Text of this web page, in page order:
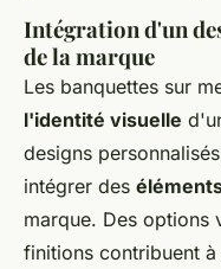
Intégration d'un
de la marque
Les banquettes sur
l'identité visuelle
designs
intégrer des
marque. Des options
finitions contribuent